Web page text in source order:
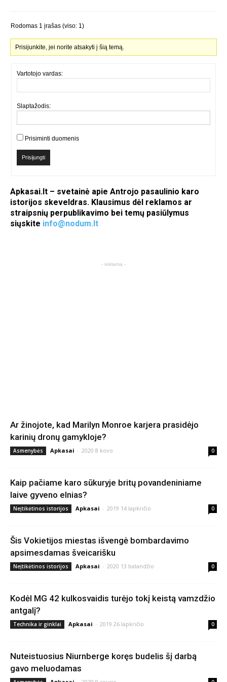
Rodomas 1 įrašas (viso: 1)
Prisijunkite, jei norite atsakyti į šią temą.
Vartotojo vardas:
Slaptažodis:
Prisiminti duomenis
Prisijungti
Apkasai.lt – svetainė apie Antrojo pasaulinio karo
istorijos skeveldras. Klausimus dėl reklamos ar
straipsnių perpublikavimo bei temų pasiūlymus
siųskite info@nodum.lt
- reklama -
Ar žinojote, kad Marilyn Monroe karjera prasidėjo
karinių dronų gamykloje?
Asmenybės Apkasai - 2020 8 kovo 0
Kaip pačiame karo sūkuryje britų povandeniniame
laive gyveno elnias?
Neįtikėtinos istorijos Apkasai - 2019 14 lapkričio 0
Šis Vokietijos miestas išvengė bombardavimo
apsimesdamas šveicarišku
Neįtikėtinos istorijos Apkasai - 2020 13 balandžio 0
Kodėl MG 42 kulkosvaidis turėjo tokį keistą vamzdžio
antgalį?
Technika ir ginklai Apkasai - 2019 26 lapkričio 0
Nuteistuosius Niurnberge koręs budelis šį darbą
gavo meluodamas